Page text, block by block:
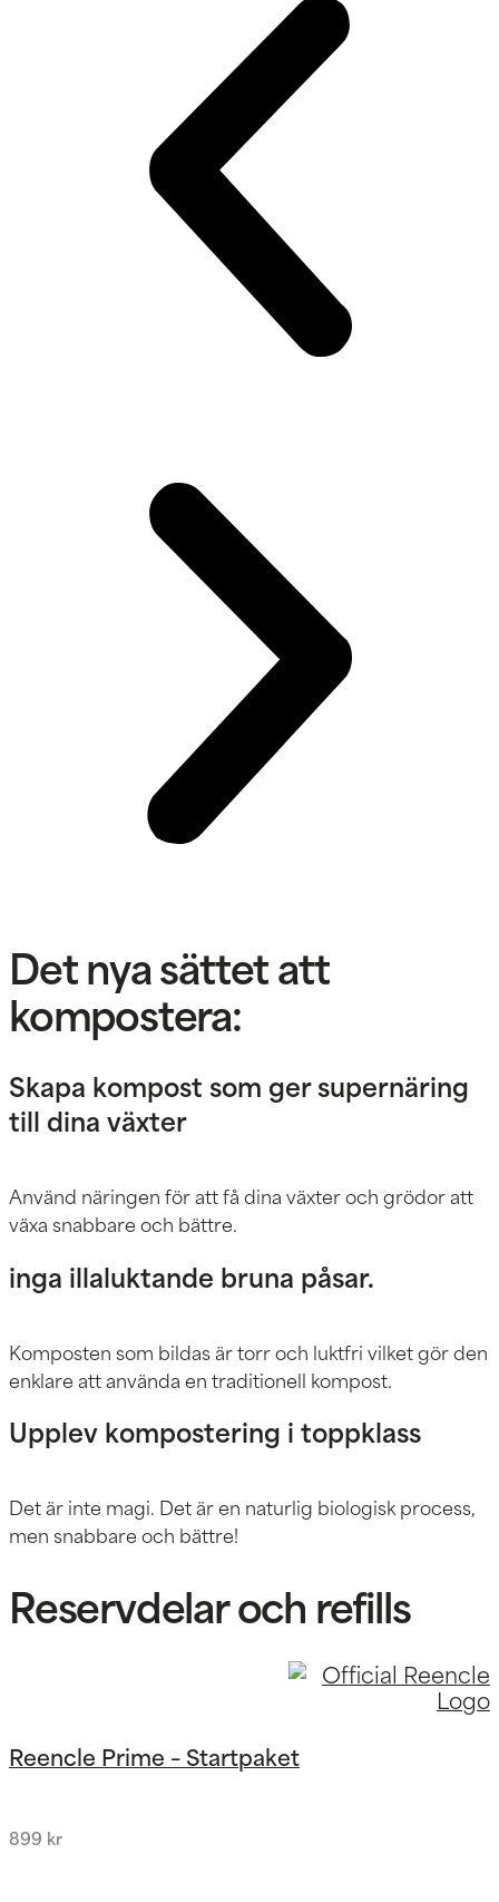
Det nya sättet att
kompostera:
Skapa kompost som ger supernäring
till dina växter
Använd näringen för att få dina växter och grödor att
växa snabbare och bättre.
inga illaluktande bruna påsar.
Komposten som bildas är torr och luktfri vilket gör den
enklare att använda en traditionell kompost.
Upplev kompostering i toppklass
Det är inte magi. Det är en naturlig biologisk process,
men snabbare och bättre!
Reservdelar och refills
Reencle Prime – Startpaket
899 kr